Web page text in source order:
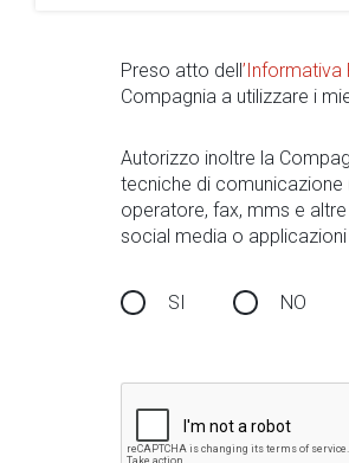
Preso atto dell’Informativa
Compagnia a utilizzare i
Autorizzo inoltre la
tecniche di
operatore, fax, mms e
social media o
SI NO